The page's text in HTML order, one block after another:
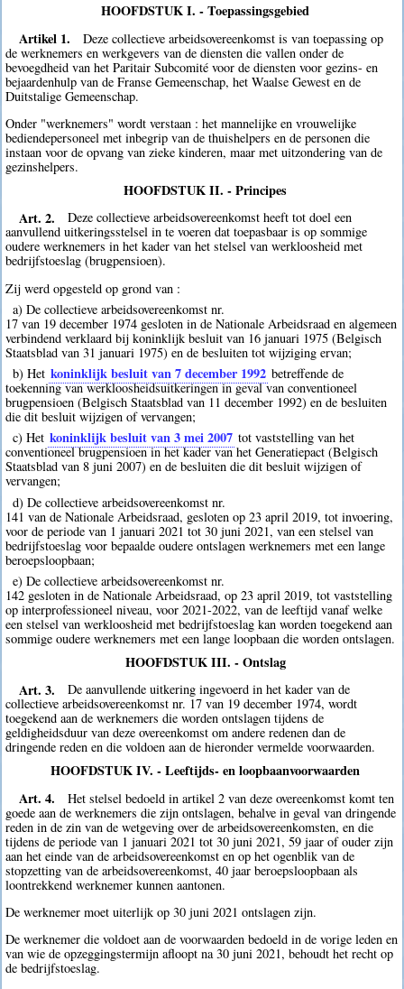
HOOFDSTUK I. - Toepassingsgebied
Artikel 1.
Deze collectieve arbeidsovereenkomst is van toepassing op
de werknemers en werkgevers van de diensten die vallen onder de
bevoegdheid van het Paritair Subcomité voor de diensten voor gezins- en
bejaardenhulp van de Franse Gemeenschap, het Waalse Gewest en de
Duitstalige Gemeenschap.
Onder "werknemers" wordt verstaan : het mannelijke en vrouwelijke
bediendepersoneel met inbegrip van de thuishelpers en de personen die
instaan voor de opvang van zieke kinderen, maar met uitzondering van de
gezinshelpers.
HOOFDSTUK II. - Principes
Art. 2.
Deze collectieve arbeidsovereenkomst heeft tot doel een
aanvullend uitkeringsstelsel in te voeren dat toepasbaar is op sommige
oudere werknemers in het kader van het stelsel van werkloosheid met
bedrijfstoeslag (brugpensioen).
Zij werd opgesteld op grond van :
a) De collectieve arbeidsovereenkomst nr.
17 van 19 december 1974 gesloten in de Nationale Arbeidsraad en algemeen
verbindend verklaard bij koninklijk besluit van 16 januari 1975 (Belgisch
Staatsblad van 31 januari 1975) en de besluiten tot wijziging ervan;
b) Het koninklijk besluit van 7 december 1992 betreffende de
toekenning van werkloosheidsuitkeringen in geval van conventioneel
brugpensioen (Belgisch Staatsblad van 11 december 1992) en de besluiten
die dit besluit wijzigen of vervangen;
c) Het koninklijk besluit van 3 mei 2007 tot vaststelling van het
conventioneel brugpensioen in het kader van het Generatiepact (Belgisch
Staatsblad van 8 juni 2007) en de besluiten die dit besluit wijzigen of
vervangen;
d) De collectieve arbeidsovereenkomst nr.
141 van de Nationale Arbeidsraad, gesloten op 23 april 2019, tot invoering,
voor de periode van 1 januari 2021 tot 30 juni 2021, van een stelsel van
bedrijfstoeslag voor bepaalde oudere ontslagen werknemers met een lange
beroepsloopbaan;
e) De collectieve arbeidsovereenkomst nr.
142 gesloten in de Nationale Arbeidsraad, op 23 april 2019, tot vaststelling
op interprofessioneel niveau, voor 2021-2022, van de leeftijd vanaf welke
een stelsel van werkloosheid met bedrijfstoeslag kan worden toegekend aan
sommige oudere werknemers met een lange loopbaan die worden ontslagen.
HOOFDSTUK III. - Ontslag
Art. 3.
De aanvullende uitkering ingevoerd in het kader van de
collectieve arbeidsovereenkomst nr. 17 van 19 december 1974, wordt
toegekend aan de werknemers die worden ontslagen tijdens de
geldigheidsduur van deze overeenkomst om andere redenen dan de
dringende reden en die voldoen aan de hieronder vermelde voorwaarden.
HOOFDSTUK IV. - Leeftijds- en loopbaanvoorwaarden
Art. 4.
Het stelsel bedoeld in artikel 2 van deze overeenkomst komt ten
goede aan de werknemers die zijn ontslagen, behalve in geval van dringende
reden in de zin van de wetgeving over de arbeidsovereenkomsten, en die
tijdens de periode van 1 januari 2021 tot 30 juni 2021, 59 jaar of ouder zijn
aan het einde van de arbeidsovereenkomst en op het ogenblik van de
stopzetting van de arbeidsovereenkomst, 40 jaar beroepsloopbaan als
loontrekkend werknemer kunnen aantonen.
De werknemer moet uiterlijk op 30 juni 2021 ontslagen zijn.
De werknemer die voldoet aan de voorwaarden bedoeld in de vorige leden en
van wie de opzeggingstermijn afloopt na 30 juni 2021, behoudt het recht op
de bedrijfstoeslag.